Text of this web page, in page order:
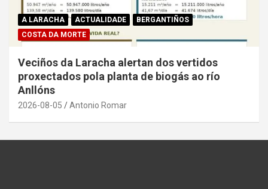
A LARACHA ACTUALIDADE
BERGANTIÑOS
COSTA DA MORTE
Veciños da Laracha alertan dos vertidos
proxectados pola planta de biogás ao río
Anllóns
2026-08-05 Antonio Romar